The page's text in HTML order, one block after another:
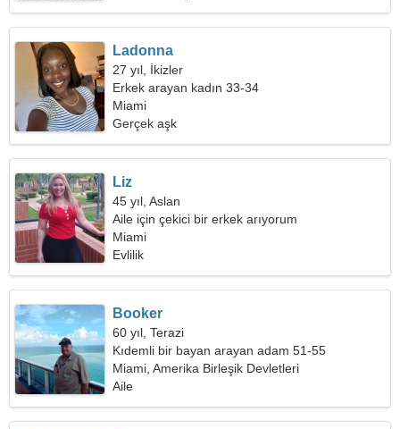
Ladonna
27 yıl, İkizler
Erkek arayan kadın 33-34
Miami
Gerçek aşk
Liz
45 yıl, Aslan
Aile için çekici bir erkek arıyorum
Miami
Evlilik
Booker
60 yıl, Terazi
Kıdemli bir bayan arayan adam 51-55
Miami, Amerika Birleşik Devletleri
Aile